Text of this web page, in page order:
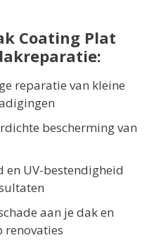
Coating Plat
reparatie van kleine
bescherming van
en UV-bestendigheid
aan je dak en
renovaties